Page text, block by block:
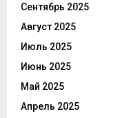
Сентябрь 2025
Август 2025
Июль 2025
Июнь 2025
Май 2025
Апрель 2025